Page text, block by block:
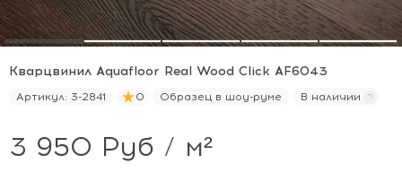
Кварцвинил Aquafloor Real Wood Click AF6043
Артикул: 3-2841 0 Образец в шоу-руме В наличии
3 950 Руб / м²